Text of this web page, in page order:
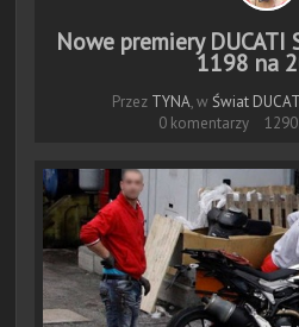
Nowe premiery
1198 na
Przez TYNA, w Świat
0 komentarzy